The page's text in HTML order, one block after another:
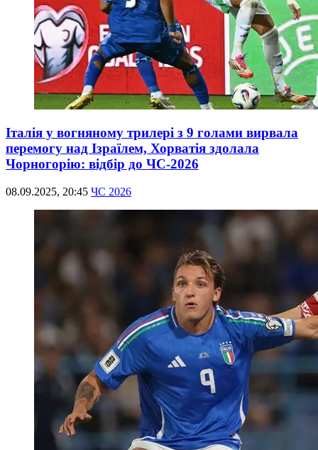
Італія у вогняному трилері з 9 голами вирвала
перемогу над Ізраїлем, Хорватія здолала
Чорногорію: відбір до ЧС-2026
08.09.2025, 20:45 ЧС 2026